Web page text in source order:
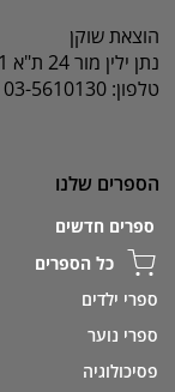
הוצאת שוקן
נתן ילין מור 24 ת"א 6109301 ת.ד: 9408
טלפון: 03-5610130 | פקס: 03-5622668
הספרים שלנו
ספרים חדשים
כל הספרים
ספרי ילדים
ספרי נוער
פסיכולוגיה